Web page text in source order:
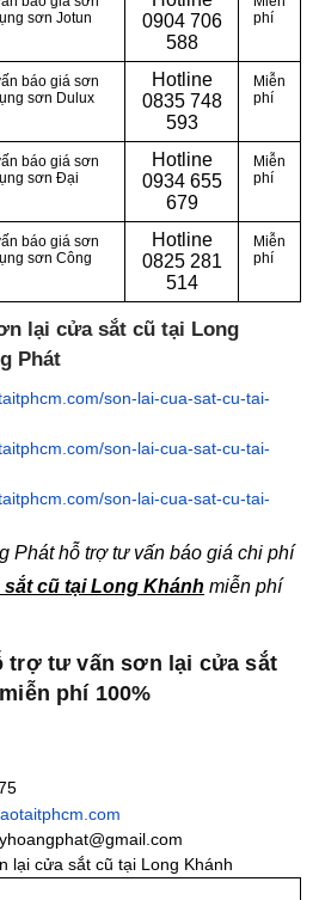
sơn Jotun
0904 706
588
phí
báo giá sơn
sơn Dulux
Hotline
0835 748
593
Miễn
phí
báo giá sơn
sơn Đại
Hotline
0934 655
679
Miễn
phí
báo giá sơn
sơn Công
Hotline
0825 281
514
Miễn
phí
lại cửa sắt cũ tại Long
Phát
son-lai-cua-sat-cu-tai-
son-lai-cua-sat-cu-tai-
son-lai-cua-sat-cu-tai-
Phát hỗ trợ tư vấn báo giá chi phí
cũ tại Long Khánh miễn phí
trợ tư vấn sơn lại cửa sắt
phí 100%
lại cửa sắt cũ tại Long Khánh